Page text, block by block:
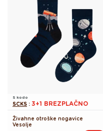
S kodo
SCKS : 3+1 BREZPLAČNO
Živahne otroške nogavice
Vesolje